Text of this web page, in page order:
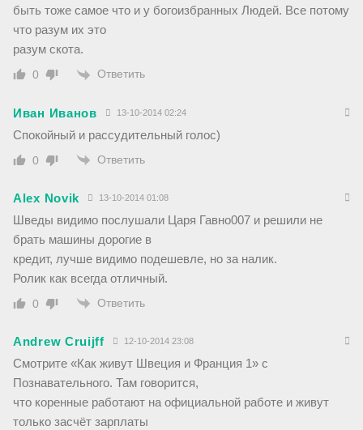
быть тоже самое что и у богоизбранных Людей. Все потому
что разум их это
разум скота.
0 Ответить
Иван Иванов 13-10-2014 02:24
Спокойный и рассудительный голос)
0 Ответить
Alex Novik 13-10-2014 01:08
Шведы видимо послушали Царя Гавно007 и решили не
брать машины дорогие в
кредит, лучше видимо подешевле, но за налик.
Ролик как всегда отличный.
0 Ответить
Andrew Cruijff 12-10-2014 23:08
Смотрите «Как живут Швеция и Франция 1» с
Познавательного. Там говорится,
что коренные работают на официальной работе и живут
только засчёт зарплаты